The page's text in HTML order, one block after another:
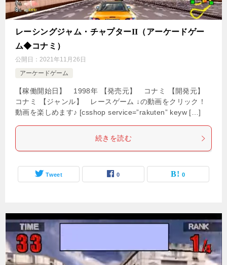
レーシングジャム・チャプターII（アーケードゲー
ム◆コナミ）
公開日： 2021年11月26日
アーケードゲーム
【稼働開始日】 1998年 【発売元】 コナミ 【開発元】
コナミ 【ジャンル】 レースゲーム ↓の動画をクリック！
動画を楽しめます♪ [csshop service=”rakuten” keyw […]
続きを読む
Tweet 0 0